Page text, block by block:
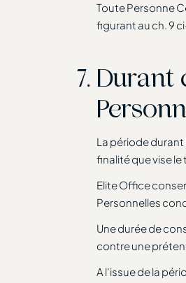
Toute Personne
figurant au ch. 9
Durant
La période
finalité que vise
Elite Office
Personnelles
Une durée de
contre une
A l'issue de la